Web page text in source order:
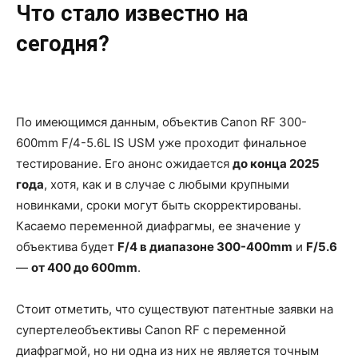
Что стало известно на
сегодня?
По имеющимся данным, объектив Canon RF 300-
600mm F/4-5.6L IS USM уже проходит финальное
тестирование. Его анонс ожидается до конца 2025
года, хотя, как и в случае с любыми крупными
новинками, сроки могут быть скорректированы.
Касаемо переменной диафрагмы, ее значение у
объектива будет F/4 в диапазоне 300-400mm и F/5.6
— от 400 до 600mm.
Стоит отметить, что существуют патентные заявки на
супертелеобъективы Canon RF с переменной
диафрагмой, но ни одна из них не является точным